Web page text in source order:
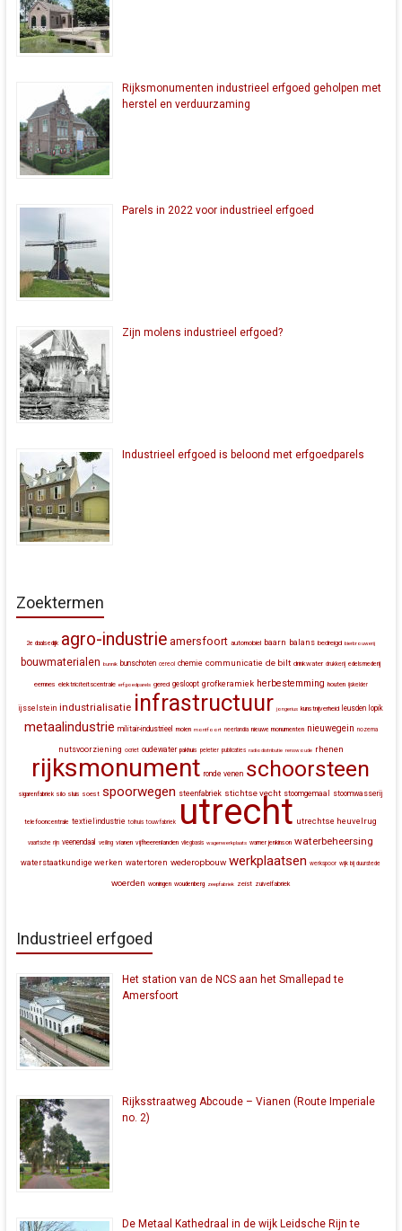
Rijksmonumenten industrieel erfgoed geholpen met
herstel en verduurzaming
Parels in 2022 voor industrieel erfgoed
Zijn molens industrieel erfgoed?
Industrieel erfgoed is beloond met erfgoedparels
Zoektermen
2e daalsedijk agro-industrie amersfoort automobiel baarn balans bedreigd bierbrouwerij
bouwmaterialen bunnik bunschoten cereol chemie communicatie de bilt drinkwater drukkerij edelsmederij
eemnes elektriciteitscentrale erfgoedparels gered gesloopt grofkeramiek herbestemming houten ijskelder
ijsselstein industrialisatie infrastructuur jongerius kunstnijverheid leusden lopik
metaalindustrie militair-industrieel molen montfoort neerlandia nieuwe monumenten nieuwegein nozema
nutsvoorziening ocriet oudewater pakhuis peletier publicaties radiodistributie renswoude rhenen
rijksmonument ronde venen schoorsteen
sigarenfabriek silo sluis soest spoorwegen steenfabriek stichtse vecht stoomgemaal stoomwasserij
telefooncentrale textielindustrie tolhuis touwfabriek utrecht utrechtse heuvelrug
vaartsche rijn veenendaal veiling vianen vijfheerenlanden vliegbasis wagenwerkplaats warner jenkinson waterbeheersing
waterstaatkundige werken watertoren wederopbouw werkplaatsen werkspoor wijk bij duurstede
woerden woningen woudenberg zeepfabriek zeist zuivelfabriek
Industrieel erfgoed
Het station van de NCS aan het Smallepad te
Amersfoort
Rijksstraatweg Abcoude – Vianen (Route Imperiale
no. 2)
De Metaal Kathedraal in de wijk Leidsche Rijn te